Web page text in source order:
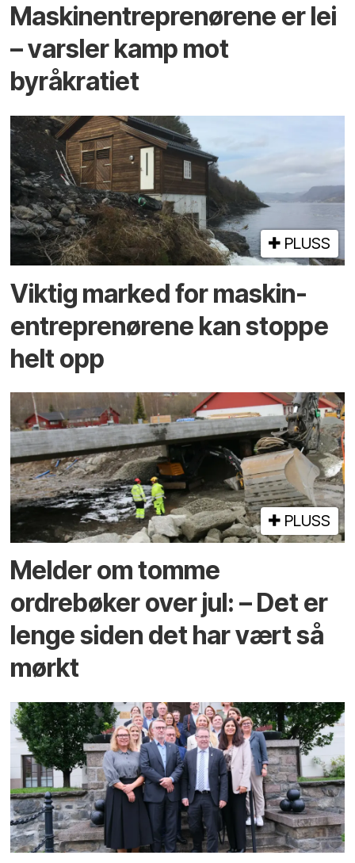
Maskinentreprenørene er lei
– varsler kamp mot
byråkratiet
PLUSS
Viktig marked for maskin­
entreprenørene kan stoppe
helt opp
PLUSS
Melder om tomme
ordrebøker over jul: – Det er
lenge siden det har vært så
mørkt